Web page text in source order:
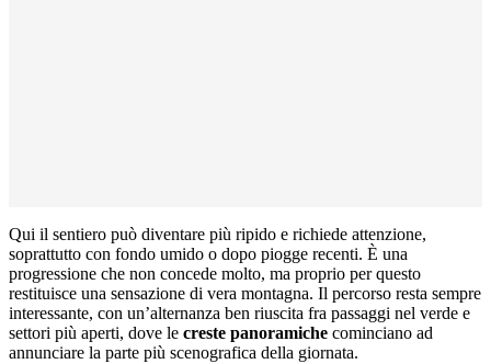
Qui il sentiero può diventare più ripido e richiede attenzione,
soprattutto con fondo umido o dopo piogge recenti. È una
progressione che non concede molto, ma proprio per questo
restituisce una sensazione di vera montagna. Il percorso resta sempre
interessante, con un’alternanza ben riuscita fra passaggi nel verde e
settori più aperti, dove le creste panoramiche cominciano ad
annunciare la parte più scenografica della giornata.